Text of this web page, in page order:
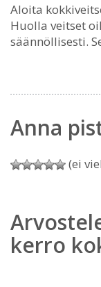
Aloita
Huolla veitset
säännöllisesti.
Anna
(ei
kerro